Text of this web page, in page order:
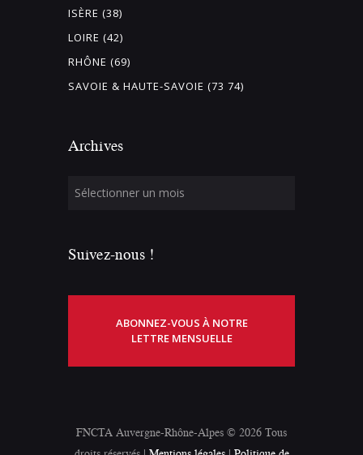
ISÈRE (38)
LOIRE (42)
RHÔNE (69)
SAVOIE & HAUTE-SAVOIE (73 74)
Archives
Suivez-nous !
ABONNEZ-VOUS À NOTRE
LETTRE MENSUELLE
FNCTA Auvergne-Rhône-Alpes © 2026 Tous